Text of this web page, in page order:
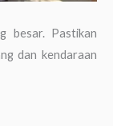
besar. Pastikan
dan kendaraan